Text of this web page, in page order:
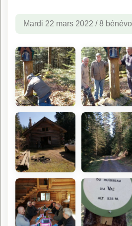
Mardi 22 mars 2022 / 8